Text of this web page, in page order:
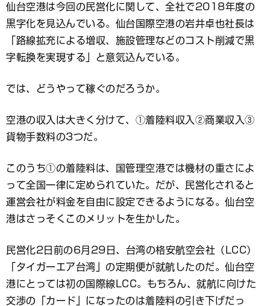
仙台空港は今回の民営化に関して、全社で2018年度の
黒字化を見込んでいる。仙台国際空港の岩井卓也社長は
「路線拡充による増収、施設管理などのコスト削減で黒
字転換を実現する」と意気込んでいる。
では、どうやって稼ぐのだろうか。
空港の収入は大きく分けて、①着陸料収入②商業収入③
貨物手数料の3つだ。
このうち①の着陸料は、国管理空港では機材の重さによ
って全国一律に定められていた。だが、民営化されると
運営会社が料金を自由に設定できるようになる。仙台空
港はさっそくこのメリットを生かした。
民営化2日前の6月29日、台湾の格安航空会社（LCC）
「タイガーエア台湾」の定期便が就航したのだ。仙台空
港にとっては初の国際線LCC。もちろん、就航に向けた
交渉の「カード」になったのは着陸料の引き下げだっ